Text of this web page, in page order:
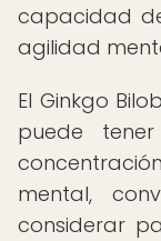
capacidad
agilidad
El Ginkgo
puede
mental,
considerar